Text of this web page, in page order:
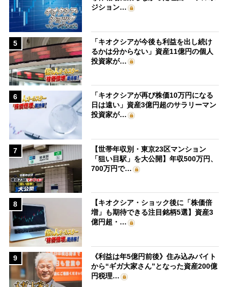
ジション…
5
「キオクシアが今後も利益を出し続け
るかは分からない」資産11億円の個人
投資家が…
6
「キオクシアが再び株価10万円になる
日は遠い」資産3億円超のサラリーマン
投資家が…
7
【世帯年収別・東京23区マンション
「狙い目駅」を大公開】年収500万円、
700万円で…
8
【キオクシア・ショック後に「株価倍
増」も期待できる注目銘柄5選】資産3
億円超・…
9
《利益は年5億円前後》住み込みバイト
から“ギガ大家さん”となった資産200億
円税理…